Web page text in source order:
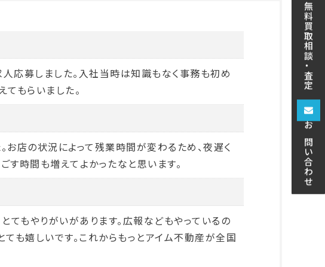
無料買取相談・査定
お問い合わせ
応募しました。入社当時は知識もなく事務も初め
もらいました。
お店の状況によって残業時間が変わるため、夜遅く
す時間も増えてよかったなと思います。
てもやりがいがあります。広報などもやっているの
も嬉しいです。これからもっとアイム不動産が全国